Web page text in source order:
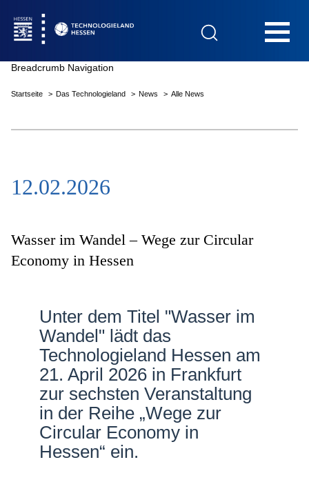
Das Technologieland
Innovationsfelder
Netzwerke
Breadcrumb Navigation
Startseite Das Technologieland News Alle News
12.02.2026
Wasser im Wandel – Wege zur Circular
Economy in Hessen
Unter dem Titel "Wasser im
Wandel" lädt das
Technologieland Hessen am
21. April 2026 in Frankfurt
zur sechsten Veranstaltung
in der Reihe „Wege zur
Circular Economy in
Hessen“ ein.